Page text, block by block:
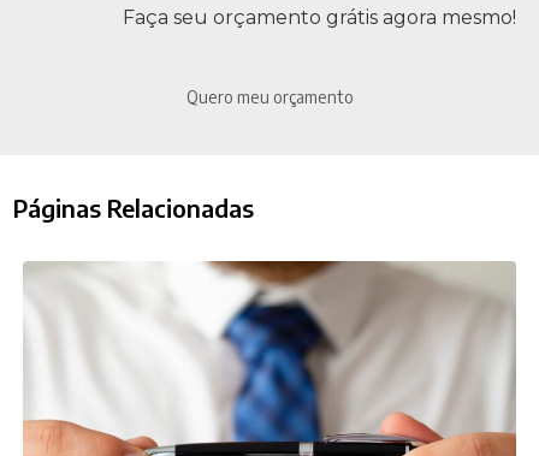
Faça seu orçamento grátis agora mesmo!
Quero meu orçamento
Páginas Relacionadas